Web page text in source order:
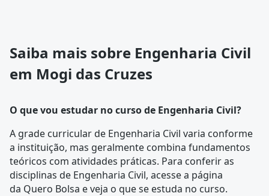
Saiba mais sobre Engenharia Civil
em Mogi das Cruzes
O que vou estudar no curso de Engenharia Civil?
A grade curricularde Engenharia Civil varia conforme
a instituição, mas geralmente combina fundamentos
teóricos com atividades práticas. Para conferir as
disciplinas de Engenharia Civil, acesse a página
da Quero Bolsa e veja o que se estuda no curso.